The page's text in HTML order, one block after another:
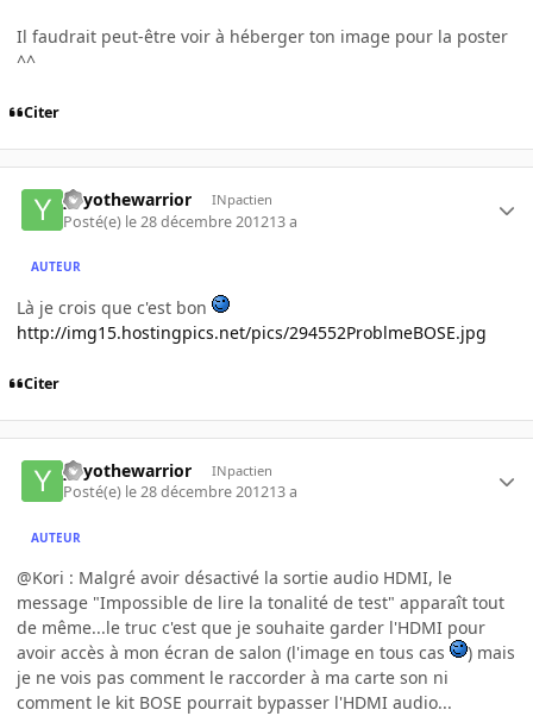
Il faudrait peut-être voir à héberger ton image pour la poster
^^
Citer
yoyothewarrior INpactien
Posté(e) le 28 décembre 201213 a
AUTEUR
Là je crois que c'est bon
http://img15.hostingpics.net/pics/294552ProblmeBOSE.jpg
Citer
yoyothewarrior INpactien
Posté(e) le 28 décembre 201213 a
AUTEUR
@Kori : Malgré avoir désactivé la sortie audio HDMI, le
message "Impossible de lire la tonalité de test" apparaît tout
de même...le truc c'est que je souhaite garder l'HDMI pour
avoir accès à mon écran de salon (l'image en tous cas
) mais
je ne vois pas comment le raccorder à ma carte son ni
comment le kit BOSE pourrait bypasser l'HDMI audio...